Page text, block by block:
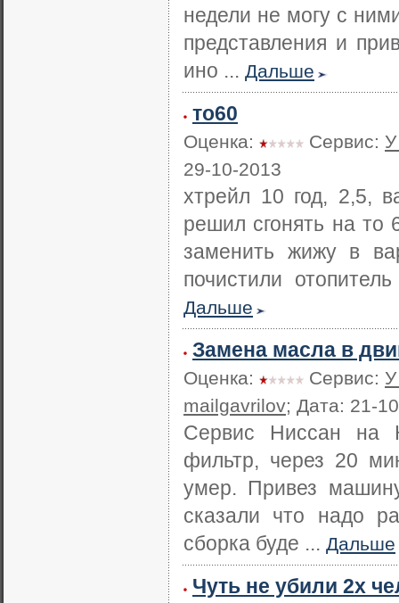
недели не могу с
представления и
ино ... Дальше
то60
Оценка: Сервис:
29-10-2013
хтрейл 10 год, 2,5,
решил сгонять на то
заменить жижу в
почистили
Дальше
Замена масла в
Оценка: Сервис:
mailgavrilov; Дата: 21-
Сервис Ниссан на
фильтр, через 20
умер. Привез
сказали что надо
сборка буде ... Дальше
Чуть не убили 2х